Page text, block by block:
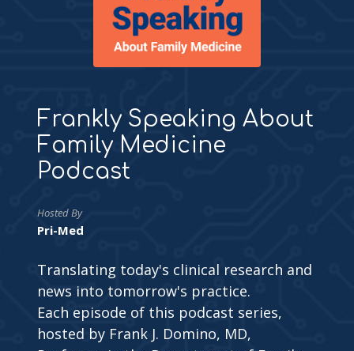
Frankly Speaking About
Family Medicine
Podcast
Hosted By
Pri-Med
Translating today's clinical research and
news into tomorrow's practice.
Each episode of this podcast series,
hosted by Frank J. Domino, MD,